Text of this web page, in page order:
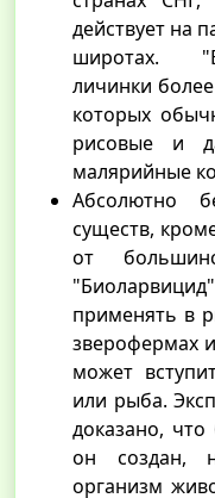
действует на
широтах.
личинки
которых
рисовые и
малярийные
Абсолютно
существ,
от
применять в
зверофермах
может
или рыба.
доказано,
он создан,
организм